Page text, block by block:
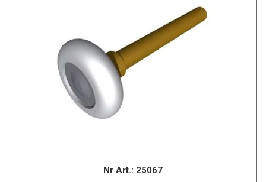
Nr Art.: 25067